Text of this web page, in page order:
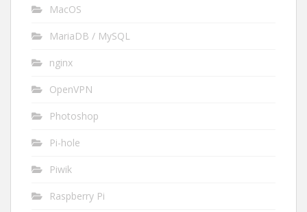
MacOS
MariaDB / MySQL
nginx
OpenVPN
Photoshop
Pi-hole
Piwik
Raspberry Pi